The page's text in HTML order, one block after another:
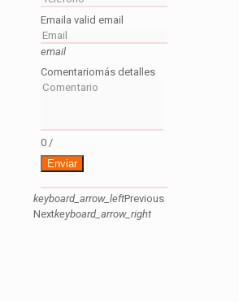
Email a valid email
email
Comentariomás detalles
0 /
Enviar
keyboard_arrow_leftPrevious
Nextkeyboard_arrow_right